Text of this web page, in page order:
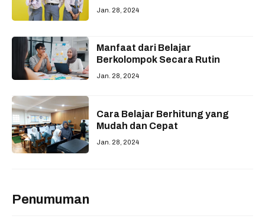
Jan. 28, 2024
Manfaat dari Belajar
Berkolompok Secara Rutin
Jan. 28, 2024
Cara Belajar Berhitung yang
Mudah dan Cepat
Jan. 28, 2024
Penumuman